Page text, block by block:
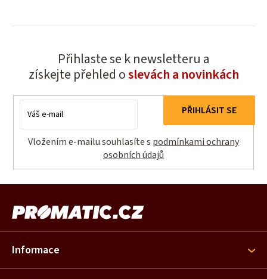
v
ý
p
u
Přihlaste se k newsletteru a
získejte přehled oslevách a novinkách
mail
Vložením e-mailu souhlasíte s podmínkami ochrany
osobních údajů
PŘIHLÁSIT SE
p
t
Informace